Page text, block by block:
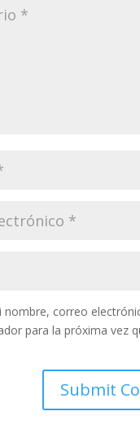
nombre, correo
para la próxima vez